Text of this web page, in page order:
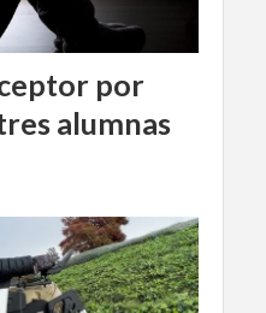
por
alumnas